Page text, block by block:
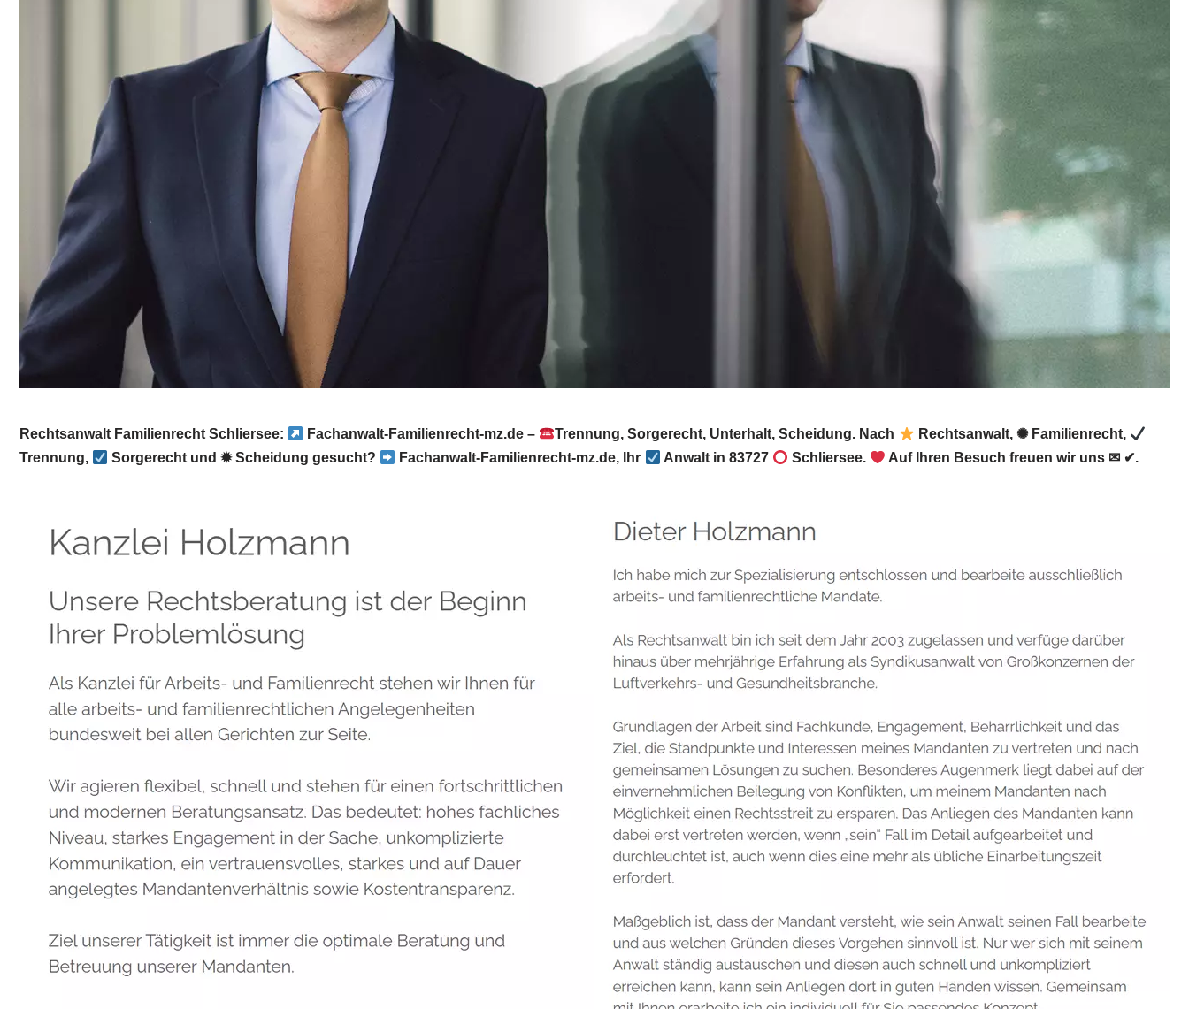
Rechtsanwalt Familienrecht Schliersee: Fachanwalt-Familienrecht-mz.de – Trennung, Sorgerecht, Unterhalt, Scheidung. Nach
Rechtsanwalt, ✺ Familienrecht,
Trennung,
Sorgerecht und ✹ Scheidung gesucht? Fachanwalt-Familienrecht-mz.de, Ihr Anwalt in 83727 Schliersee. Auf Ihren Besuch freuen wir uns ✉ ✔.